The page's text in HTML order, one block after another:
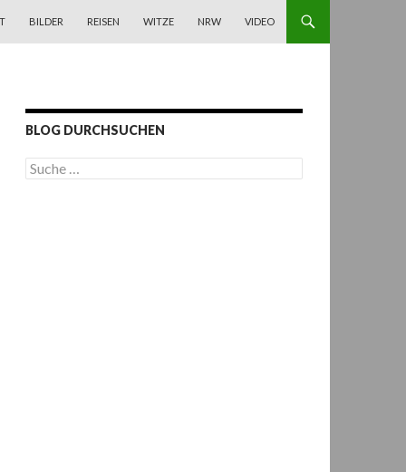
BILDER REISEN WITZE NRW VIDEO
BLOG DURCHSUCHEN
S
u